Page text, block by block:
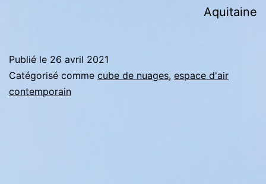
Aquitaine
Publié le 26 avril 2021
Catégorisé comme cube de nuages, espace d'air
contemporain